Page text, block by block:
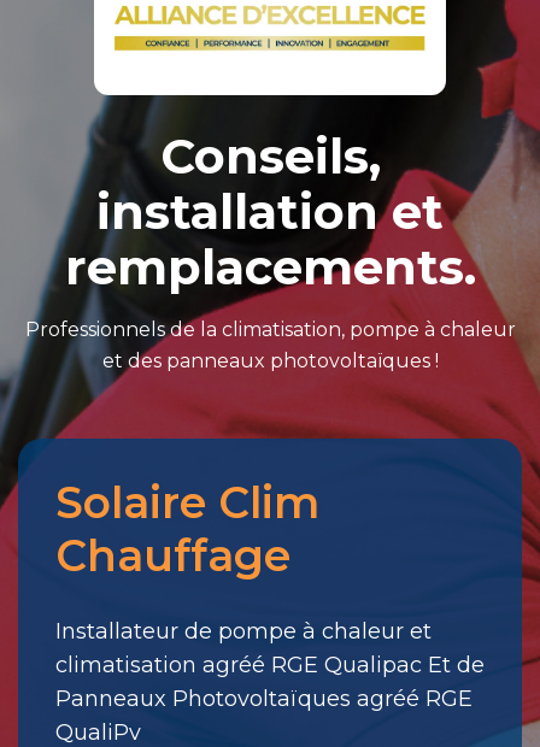
Conseils,
installation et
remplacements.
Professionnels de la climatisation, pompe à chaleur
et des panneaux photovoltaïques !
Merci
pour
votre
Il
a
été
envoyé.
Solaire Clim
Chauffage
Installateur de pompe à chaleur et
climatisation agréé RGE Qualipac Et de
Panneaux Photovoltaïques agréé RGE
QualiPv